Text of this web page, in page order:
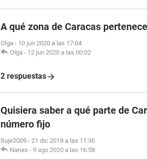
A qué zona de Caracas
Olga - 10 jun 2020 a las 17:04
Olga - 12 jun 2020 a las 00:02
2 respuestas
Quisiera saber a qué parte de
número fijo
Suje2009 - 21 dic 2018 a las 11:30
Nanas - 9 ago 2020 a las 16:58